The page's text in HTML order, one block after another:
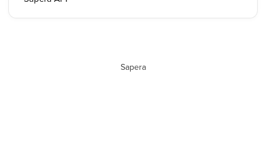
Sapera